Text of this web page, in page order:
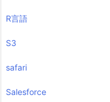
R言語
S3
safari
Salesforce